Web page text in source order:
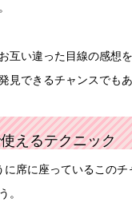
互い違った目線の感想
見できるチャンスでもあ
えるテクニック
に席に座っているこのチ
。